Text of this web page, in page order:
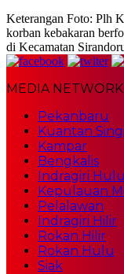
Keterangan Foto: Plh
korban kebakaran
di Kecamatan
MEDIA NETWORK
Pekanbaru
Kuantan
Kampar
Bengkalis
Indragiri Hulu
Kepulauan
Pelalawan
Indragiri Hilir
Rokan Hilir
Rokan Hulu
Siak